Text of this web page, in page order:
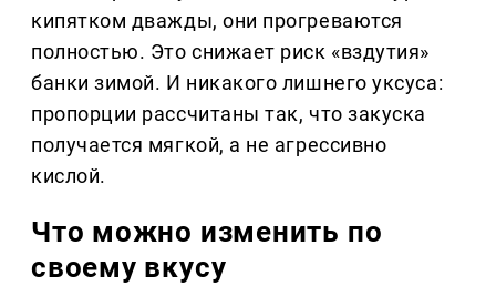
кипятком дважды, они прогреваются
полностью. Это снижает риск «вздутия»
банки зимой. И никакого лишнего уксуса:
пропорции рассчитаны так, что закуска
получается мягкой, а не агрессивно
кислой.
Что можно изменить по
своему вкусу